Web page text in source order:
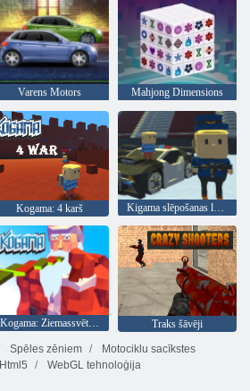
Varens Motors Mahjong Dimensions
Kogama: 4 karš Kigama slēpošanas lekt!
Kogama: Ziemassvētku parks
Traks šāvēji
Spēles zēniem
Motociklu sacīkstes
Html5 WebGL tehnoloģija